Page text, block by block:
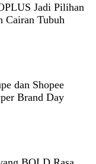
Jadi Pilihan
Cairan Tubuh
dan Shopee
Brand Day